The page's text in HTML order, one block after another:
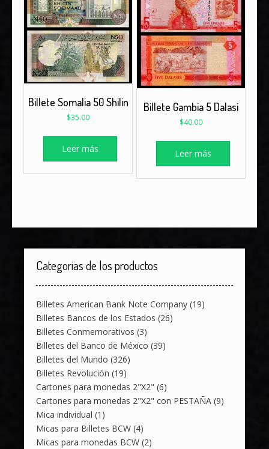
Billete Somalia 50 Shilin
$35.00
Leer más
Billete Gambia 5 Dalasi
$40.00
Leer más
Categorias de los productos
Billetes American Bank Note Company (19)
Billetes Bancos de los Estados (26)
Billetes Conmemorativos (3)
Billetes del Banco de México (39)
Billetes del Mundo (326)
Billetes Revolución (19)
Cartones para monedas 2"X2" (6)
Cartones para monedas 2"X2" con PESTAÑA (9)
Mica individual (1)
Micas para Billetes BCW (4)
Micas para monedas BCW (2)